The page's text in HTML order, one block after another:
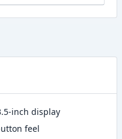
inch display
feel